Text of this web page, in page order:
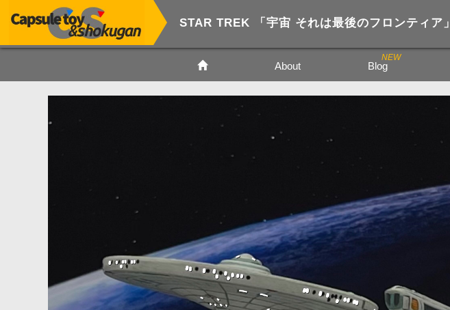
STAR TREK 「宇宙 それは最後のフロンティア」
About Blog